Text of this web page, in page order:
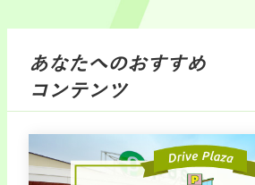
あなたへのおすすめ
コンテンツ